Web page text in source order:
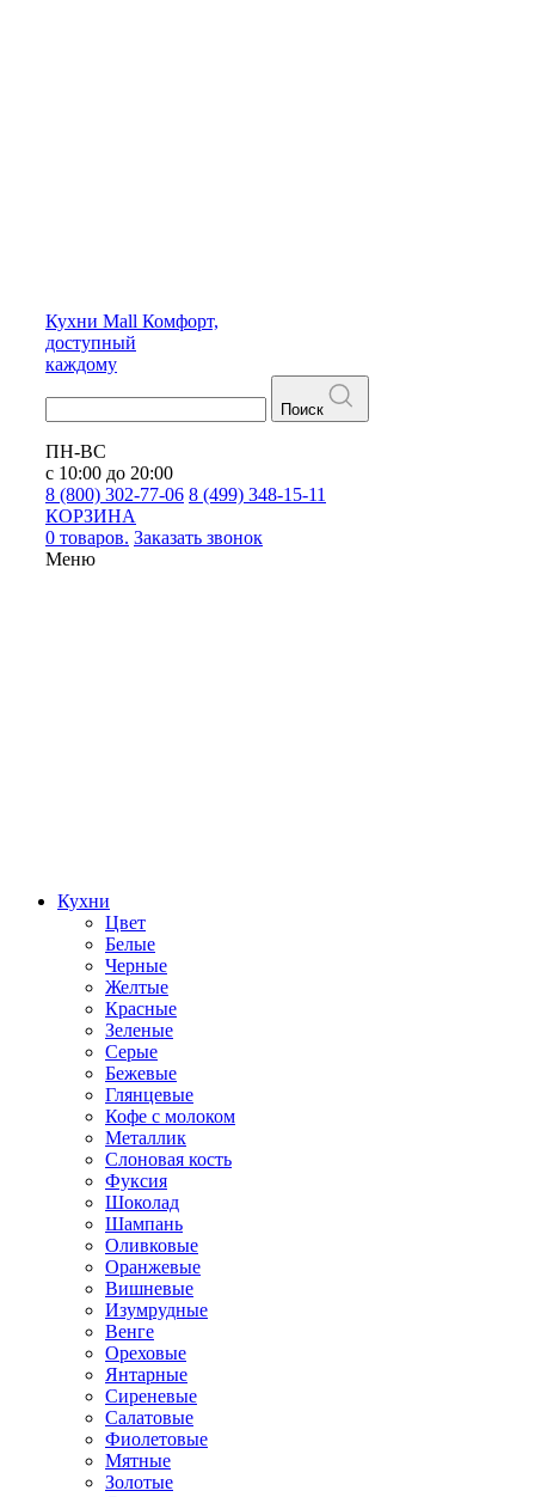
Кухни Mall Комфорт,
доступный
каждому
Поиск
ПН-ВС
с 10:00 до 20:00
8 (800) 302-77-06 8 (499) 348-15-11
КОРЗИНА
0 товаров. Заказать звонок
Меню
Кухни
Цвет
Белые
Черные
Желтые
Красные
Зеленые
Серые
Бежевые
Глянцевые
Кофе с молоком
Металлик
Слоновая кость
Фуксия
Шоколад
Шампань
Оливковые
Оранжевые
Вишневые
Изумрудные
Венге
Ореховые
Янтарные
Сиреневые
Салатовые
Фиолетовые
Мятные
Золотые